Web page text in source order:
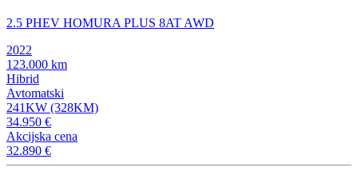
2.5 PHEV HOMURA PLUS 8AT AWD
2022
123.000 km
Hibrid
Avtomatski
241KW (328KM)
34.950 €
Akcijska cena
32.890 €